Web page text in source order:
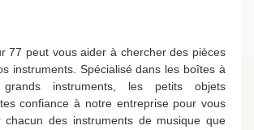
77 peut vous aider à chercher des pièces
instruments. Spécialisé dans les boîtes à
instruments, les petits objets
confiance à notre entreprise pour vous
des instruments de musique que